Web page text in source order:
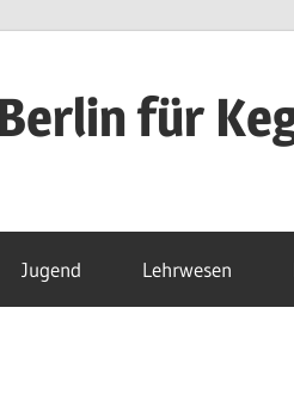
für
Jugend Lehrwesen